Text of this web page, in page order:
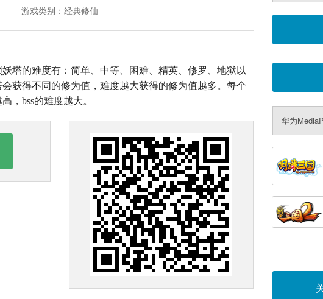
游戏类别：经典修仙
塔的难度有：简单、中等、困难、精英、修罗、地狱以
获得不同的修为值，难度越大获得的修为值越多。每个
，bss的难度越大。
华为